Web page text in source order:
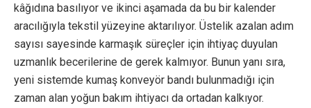
kâğıdına basılıyor ve ikinci aşamada da bu bir kalender
aracılığıyla tekstil yüzeyine aktarılıyor. Üstelik azalan adım
sayısı sayesinde karmaşık süreçler için ihtiyaç duyulan
uzmanlık becerilerine de gerek kalmıyor. Bunun yanı sıra,
yeni sistemde kumaş konveyör bandı bulunmadığı için
zaman alan yoğun bakım ihtiyacı da ortadan kalkıyor.